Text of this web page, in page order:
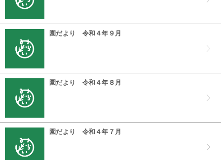
園だより 令和４年９月
園だより 令和４年８月
園だより 令和４年７月